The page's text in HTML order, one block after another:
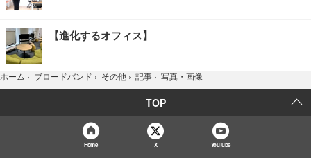
【進化するオフィス】
ホーム › ブロードバンド › その他 › 記事 › 写真・画像
TOP
Home X YouTube